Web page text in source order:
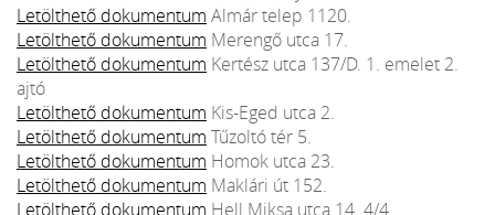
Letölthető dokumentum Almár telep 1120.
Letölthető dokumentum Merengő utca 17.
Letölthető dokumentum Kertész utca 137/D. 1. emelet 2.
ajtó
Letölthető dokumentum Kis-Eged utca 2.
Letölthető dokumentum Tűzoltó tér 5.
Letölthető dokumentum Homok utca 23.
Letölthető dokumentum Maklári út 152.
Letölthető dokumentum Hell Miksa utca 14. 4/4.